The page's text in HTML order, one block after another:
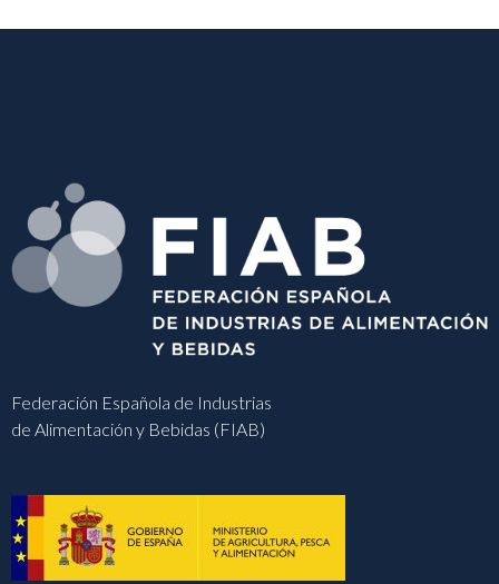
Federación Española de Industrias
de Alimentación y Bebidas (FIAB)